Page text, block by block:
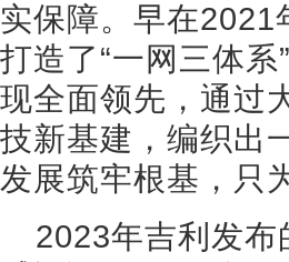
实保障。早在2021
打造了“一网三体
现全面领先，通过
技新基建，编织出
发展筑牢根基，只
2023年吉利发